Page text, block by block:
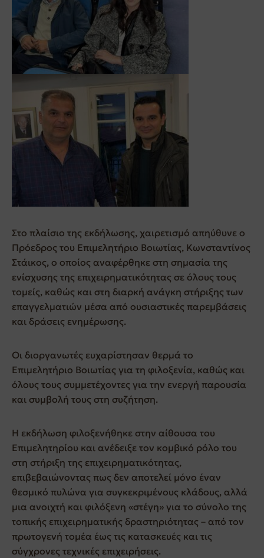
Στο πλαίσιο της εκδήλωσης, χαιρετισμό απηύθυνε ο
Πρόεδρος του Επιμελητήριο Βοιωτίας, Κωνσταντίνος
Στάικος, ο οποίος αναφέρθηκε στη σημασία της
ενίσχυσης της επιχειρηματικότητας σε όλους τους
τομείς, καθώς και στη διαρκή ανάγκη στήριξης των
επαγγελματιών μέσα από ουσιαστικές παρεμβάσεις
και δράσεις ενημέρωσης.
Οι διοργανωτές ευχαρίστησαν θερμά το
Επιμελητήριο Βοιωτίας για τη φιλοξενία, καθώς και
όλους τους συμμετέχοντες για την ενεργή παρουσία
και συμβολή τους στη συζήτηση.
Η εκδήλωση φιλοξενήθηκε στην αίθουσα του
Επιμελητηρίου και ανέδειξε τον κομβικό ρόλο του
στη στήριξη της επιχειρηματικότητας,
επιβεβαιώνοντας πως δεν αποτελεί μόνο έναν
θεσμικό πυλώνα για συγκεκριμένους κλάδους, αλλά
μια ανοιχτή και φιλόξενη «στέγη» για το σύνολο της
τοπικής επιχειρηματικής δραστηριότητας – από τον
πρωτογενή τομέα έως τις κατασκευές και τις
σύγχρονες τεχνικές επιχειρήσεις.